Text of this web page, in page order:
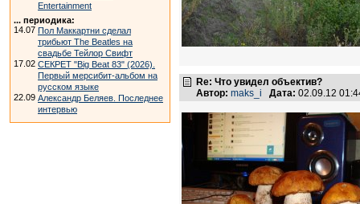
Entertainment
... периодика:
14.07 Пол Маккартни сделал
трибьют The Beatles на
свадьбе Тейлор Свифт
17.02 СЕКРЕТ "Big Beat 83" (2026).
Первый мерсибит-альбом на
русском языке
22.09 Александр Беляев. Последнее
интервью
Re: Что увидел объектив?
Автор: maks_i Дата: 02.09.12